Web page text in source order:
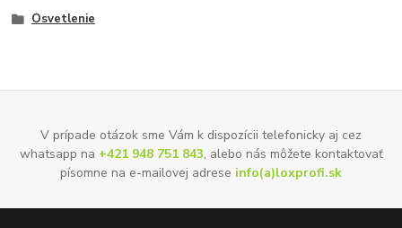
Osvetlenie
V prípade otázok sme Vám k dispozícii telefonicky aj cez
whatsapp na +421 948 751 843, alebo nás môžete kontaktovať
písomne na e-mailovej adrese info(a)loxprofi.sk